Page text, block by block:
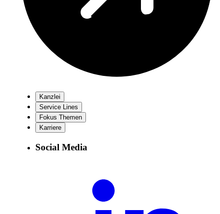
Kanzlei
Service Lines
Fokus Themen
Karriere
Social Media